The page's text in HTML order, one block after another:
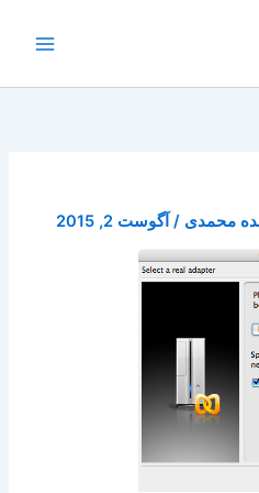
محمدی/ آگوست 2, 2015